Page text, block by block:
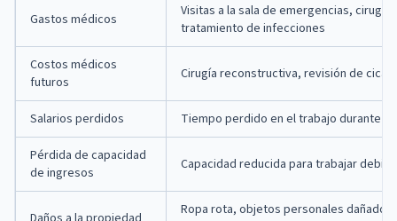
Gastos médicos
Visitas a la sala de emergencias,
tratamiento de infecciones
Costos médicos
futuros
Cirugía reconstructiva, revisión de
Salarios perdidos Tiempo perdido en el trabajo durante
Pérdida de capacidad
de ingresos
Capacidad reducida para trabajar
Ropa rota, objetos personales